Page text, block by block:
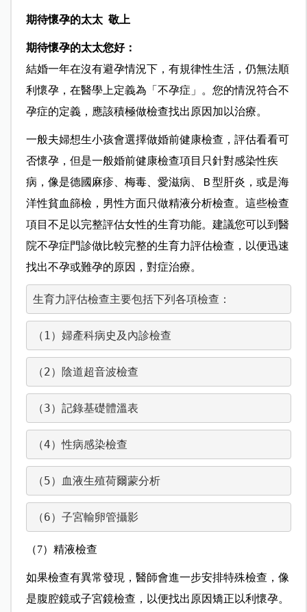
期待懷孕的太太 敬上
期待懷孕的太太您好：
結婚一年在沒有避孕情況下，有規律性生活，仍無法順
利懷孕，在醫學上定義為「不孕症」。您的情況符合不
孕症的定義，應該積極做檢查找出原因加以治療。
一般夫婦想生小孩會選擇做婚前健康檢查，評估看看可
否懷孕，但是一般婚前健康檢查項目只針對感染性疾
病，像是德國麻疹、梅毒、愛滋病、Ｂ型肝炎，或是海
洋性貧血篩檢，男性方面只做精液分析檢查。這些檢查
項目不足以完整評估女性的生育功能。建議您可以到醫
院不孕症門診做比較完整的生育力評估檢查，以便迅速
找出不孕或難孕的原因，對症治療。
生育力評估檢查主要包括下列各項檢查：
（1）婦產科病史及內診檢查
（2）陰道超音波檢查
（3）記錄基礎體溫表
（4）性病感染檢查
（5）血液生殖荷爾蒙分析
（6）子宮輸卵管攝影
（7）精液檢查
如果檢查有異常發現，醫師會進一步安排特殊檢查，像
是腹腔鏡或子宮鏡檢查，以便找出原因矯正以利懷孕。